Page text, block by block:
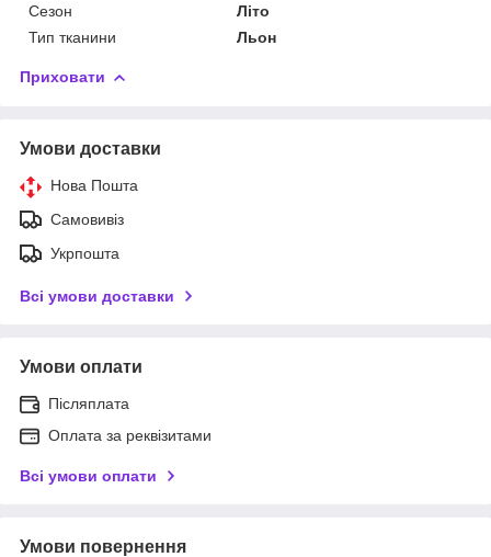
Сезон
Літо
Тип тканини
Льон
Приховати
Умови доставки
Нова Пошта
Самовивіз
Укрпошта
Всі умови доставки
Умови оплати
Післяплата
Оплата за реквізитами
Всі умови оплати
Умови повернення